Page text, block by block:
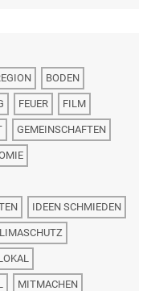
BODEN
FEUER FILM
GEMEINSCHAFTEN
IDEEN SCHMIEDEN
MITMACHEN